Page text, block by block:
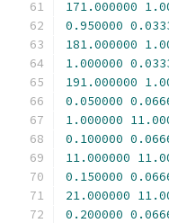
171.000000
0.950000
181.000000
1.000000
191.000000
0.050000
1.000000
0.100000
11.000000
0.150000
21.000000
0.200000